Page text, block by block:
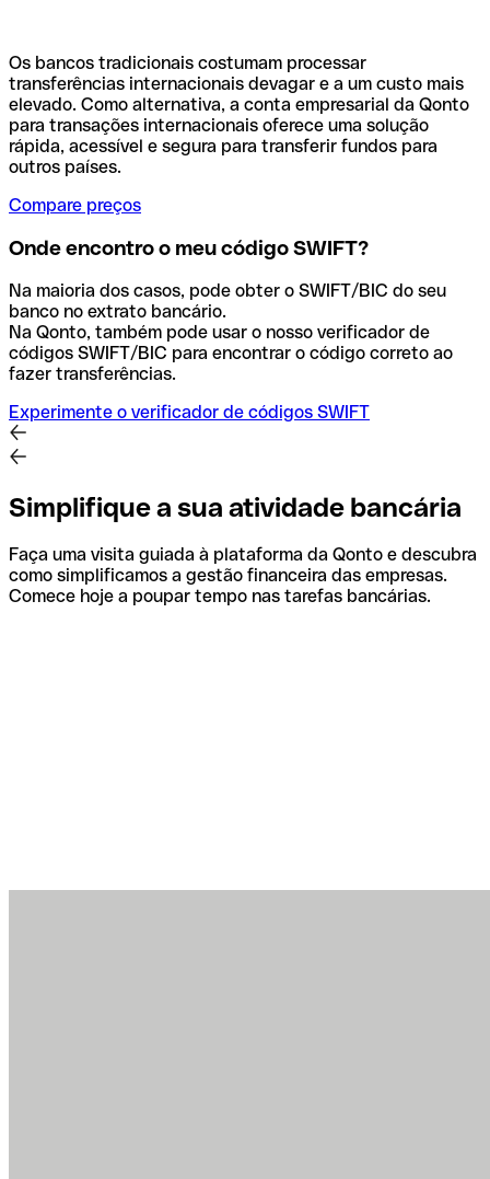
Os bancos tradicionais costumam processar
transferências internacionais devagar e a um custo mais
elevado. Como alternativa, a conta empresarial da Qonto
para transações internacionais oferece uma solução
rápida, acessível e segura para transferir fundos para
outros países.
Compare preços
Onde encontro o meu código SWIFT?
Na maioria dos casos, pode obter o SWIFT/BIC do seu
banco no extrato bancário.
Na Qonto, também pode usar o nosso verificador de
códigos SWIFT/BIC para encontrar o código correto ao
fazer transferências.
Experimente o verificador de códigos SWIFT
Simplifique a sua atividade bancária
Faça uma visita guiada à plataforma da Qonto e descubra
como simplificamos a gestão financeira das empresas.
Comece hoje a poupar tempo nas tarefas bancárias.